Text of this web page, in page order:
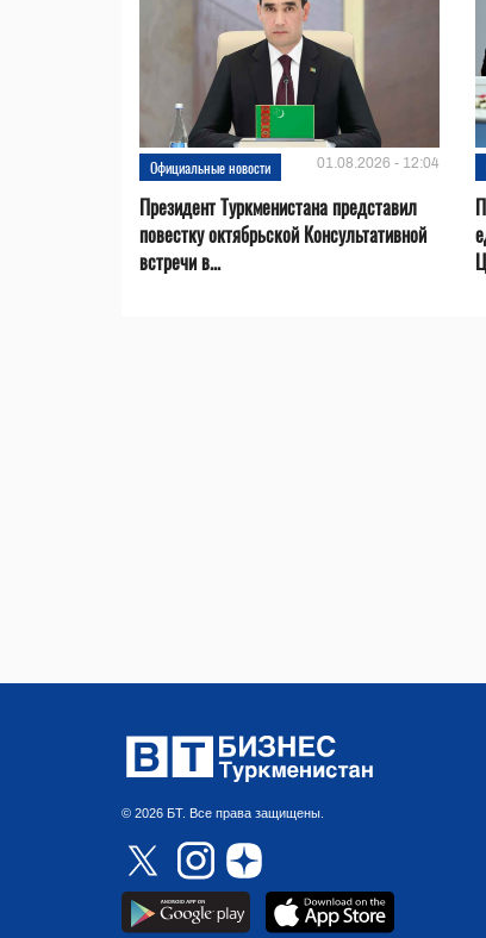
Официальные новости 01.08.2026 - 12:04
Президент Туркменистана представил
повестку октябрьской Консультативной
встречи в...
© 2026 БТ. Все права защищены.